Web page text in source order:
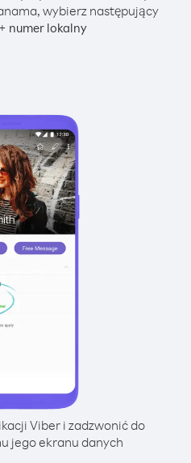
wybierz następujący
numer lokalny
Viber i zadzwonić do
jego ekranu danych